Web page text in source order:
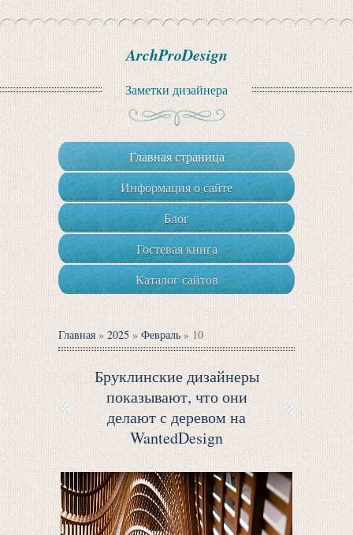
ArchProDesign
Заметки дизайнера
Главная страница
Информация о сайте
Блог
Гостевая книга
Каталог сайтов
Главная»2025 » Февраль » 10
Бруклинские дизайнеры
показывают, что они
делают с деревом на
WantedDesign